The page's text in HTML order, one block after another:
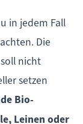
in jedem Fall
Die
nicht
setzen
Bio-
Leinen oder